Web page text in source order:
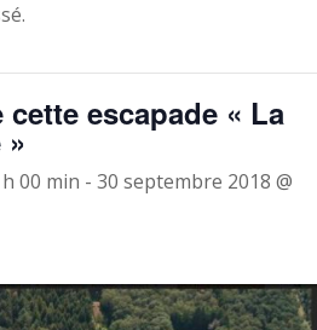
escapade « La
00 min - 30 septembre 2018 @